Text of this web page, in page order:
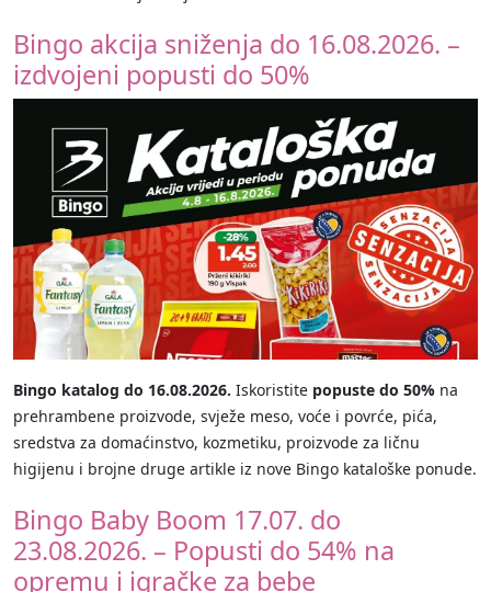
Bingo akcija sniženja do 16.08.2026. –
izdvojeni popusti do 50%
Bingo katalog do 16.08.2026. Iskoristite popuste do 50% na
prehrambene proizvode, svježe meso, voće i povrće, pića,
sredstva za domaćinstvo, kozmetiku, proizvode za ličnu
higijenu i brojne druge artikle iz nove Bingo kataloške ponude.
Bingo Baby Boom 17.07. do
23.08.2026. – Popusti do 54% na
opremu i igračke za bebe